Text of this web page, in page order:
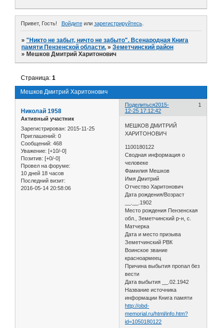
Привет, Гость! Войдитеили зарегистрируйтесь.
»"Никто не забыт, ничто не забыто". Всенародная Книга
памяти Пензенской области. »Земетчинский район
» Мешков Дмитрий Харитонович
Мешков Дмитрий Харитонович
Страница:1
Поделиться 1
2015-
12-25 17:12:42
Николай 1958
Активный участник
Зарегистрирован: 2015-11-25
Приглашений: 0
Сообщений: 468
Уважение: [+10/-0]
Позитив: [+0/-0]
Провел на форуме:
10 дней 18 часов
Последний визит:
2016-05-14 20:58:06
МЕШКОВ ДМИТРИЙ
ХАРИТОНОВИЧ
1100180122
Сводная информация о
человеке
Фамилия Мешков
Имя Дмитрий
Отчество Харитонович
Дата рождения/Возраст
__.__.1902
Место рождения Пензенская
обл., Земетчинский р-н, с.
Матчерка
Дата и место призыва
Земетчинский РВК
Воинское звание
красноармеец
Причина выбытия пропал без
вести
Дата выбытия __.02.1942
Название источника
информации Книга памяти
http://obd-
memorial.ru/html/info.htm?
id=1050180122